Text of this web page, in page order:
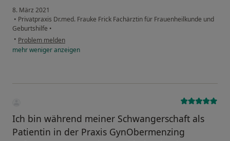
8. März 2021
• Privatpraxis Dr.med. Frauke Frick Fachärztin für Frauenheilkunde und
Geburtshilfe •
• Problem melden
mehrwenigeranzeigen
Ich bin während meiner Schwangerschaft als
Patientin in der Praxis GynObermenzing